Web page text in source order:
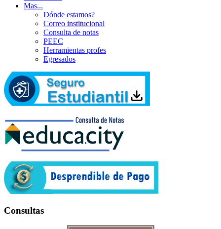
Mas...
Dónde estamos?
Correo institucional
Consulta de notas
PEEC
Herramientas profes
Egresados
Consultas